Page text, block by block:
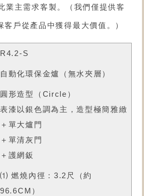
業主需求客製。（我們僅提供客
戶從產品中獲得最大價值。）
R4.2-S
自動化環保金爐 （無水夾層）
圓形造型（Circle）
表漆以銀色調為主，造型極簡雅緻
＋單大爐門
＋單清灰門
＋護網鈑
⑴ 燃燒內徑：3.2尺（約
96.6CM）